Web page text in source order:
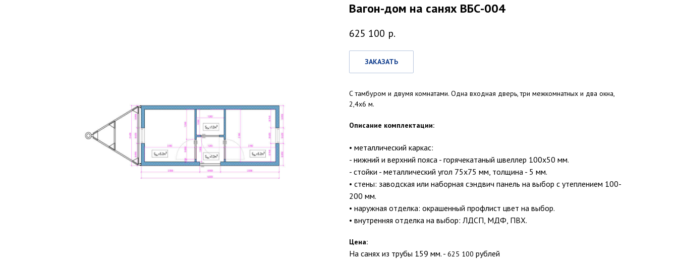
Вагон-дом на санях ВБС-004
625 100 р.
ЗАКАЗАТЬ
С тамбуром и двумя комнатами. Одна входная дверь, три межкомнатных и два окна,
2,4х6 м.
Описание комплектации:
• металлический каркас:
- нижний и верхний пояса - горячекатаный швеллер 100х50 мм.
- стойки - металлический угол 75х75 мм, толщина - 5 мм.
• стены: заводская или наборная сэндвич панель на выбор с утеплением 100-
200 мм.
• наружная отделка: окрашенный профлист цвет на выбор.
• внутренняя отделка на выбор: ЛДСП, МДФ, ПВХ.
Цена:
На санях из трубы 159 мм. - 625 100 рублей